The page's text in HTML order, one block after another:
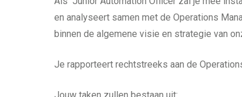
en analyseert samen met de Operations
binnen de algemene visie en strategie van
Je rapporteert rechtstreeks aan de